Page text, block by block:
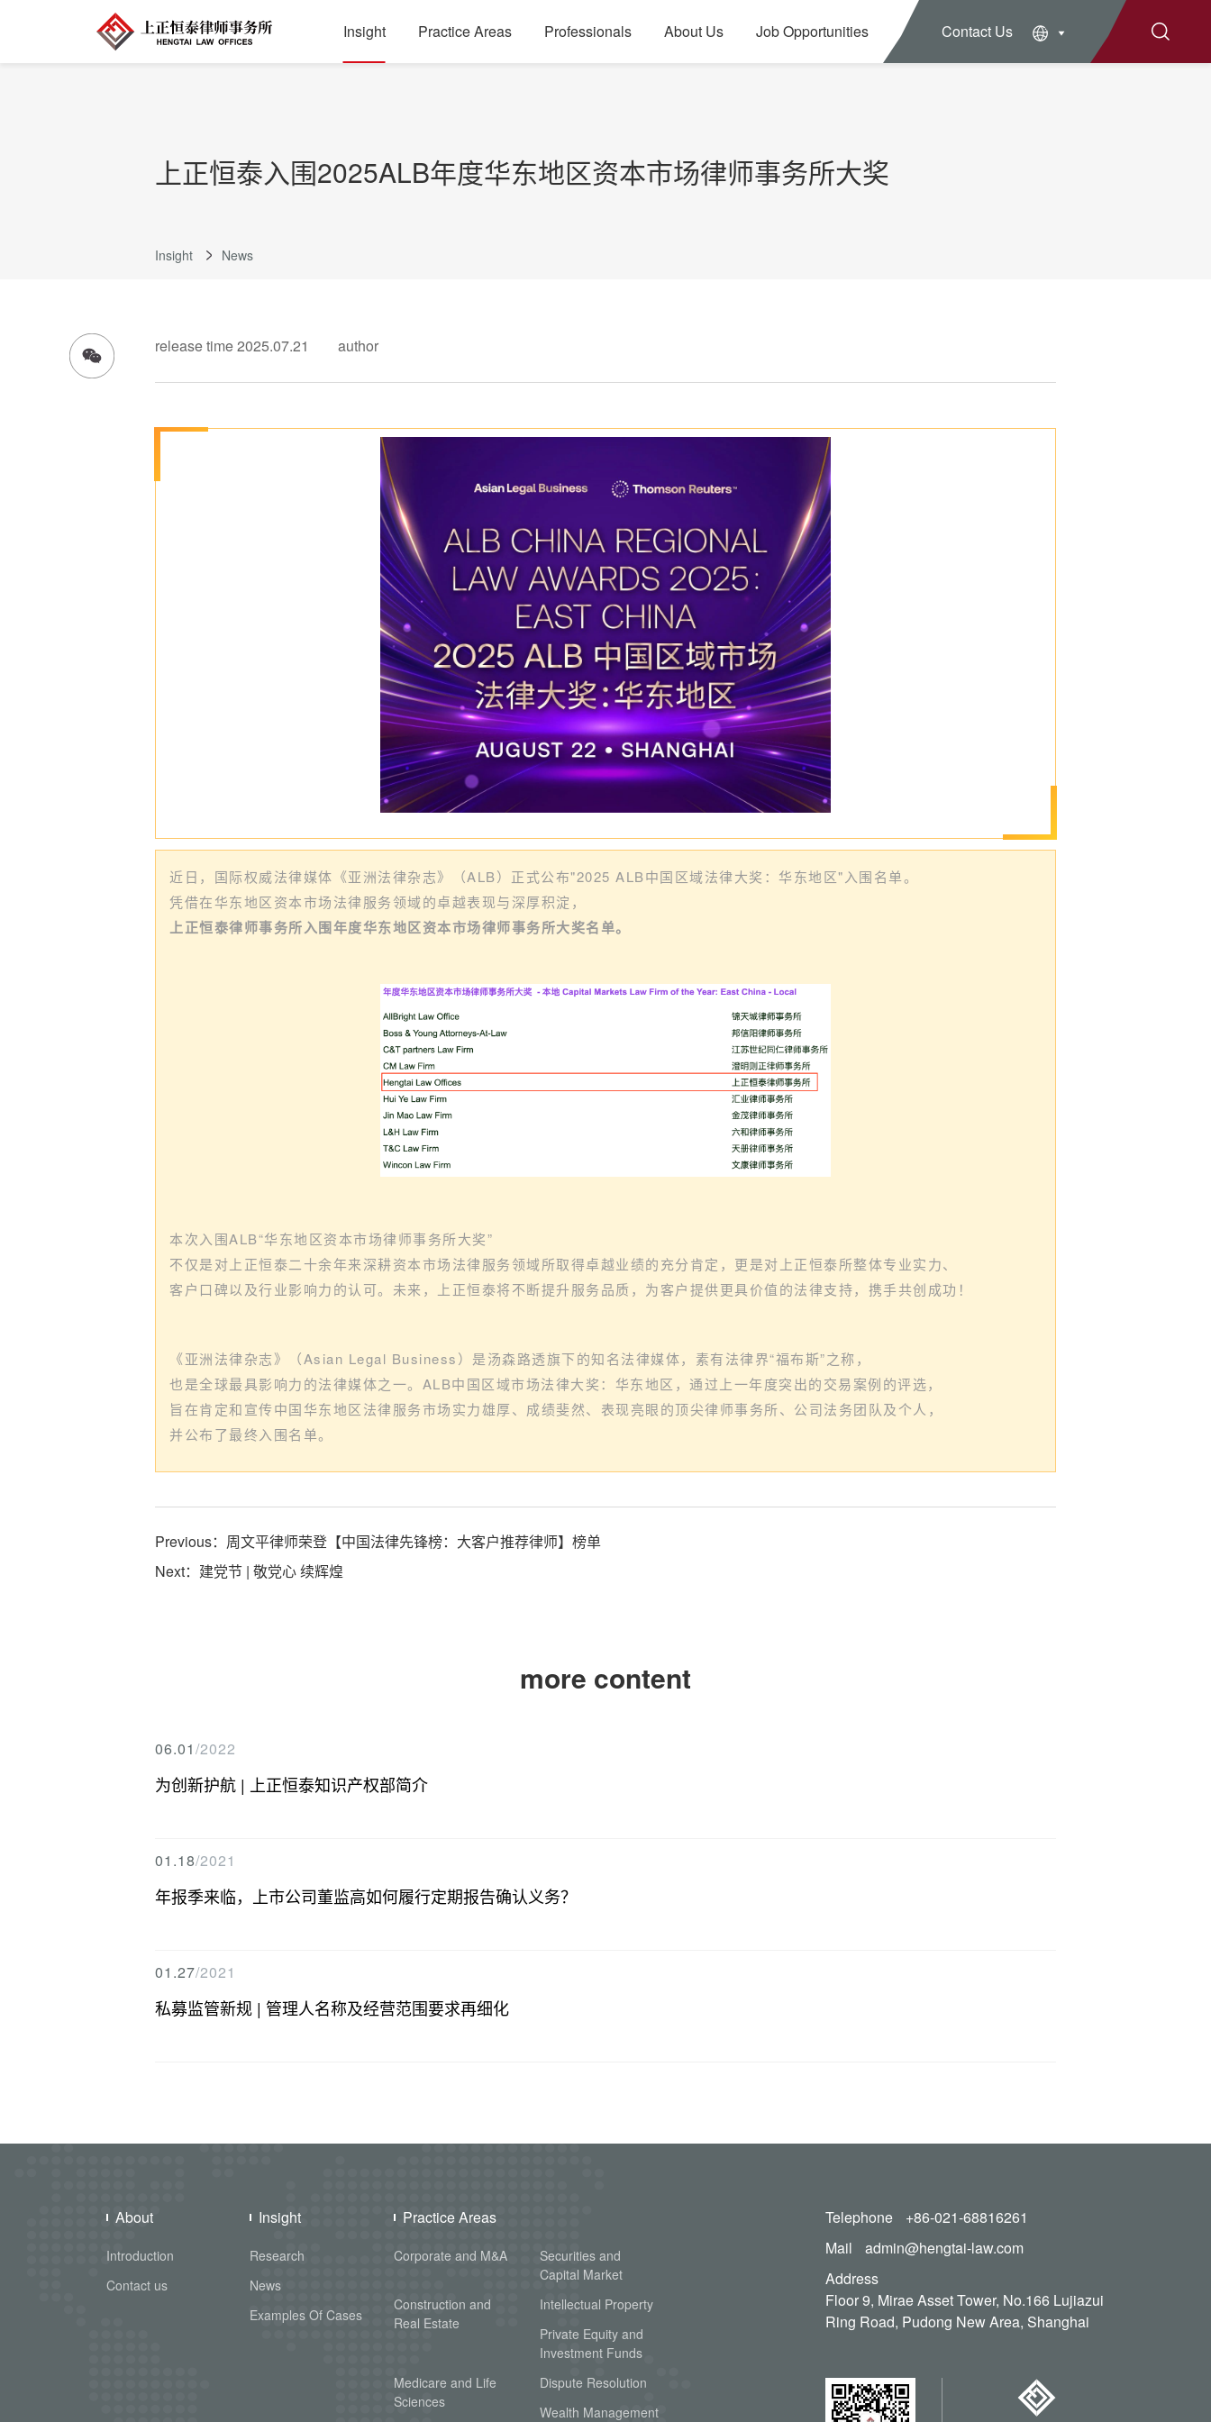
Insight Practice Areas Professionals About Us Job Opportunities Contact Us
上正恒泰入围2025ALB年度华东地区资本市场律师事务所大奖
Insight News
release time 2025.07.21 author
近日，国际权威法律媒体《亚洲法律杂志》（ALB）正式公布"2025 ALB中国区域法律大奖：华东地区"入围名单。
凭借在华东地区资本市场法律服务领域的卓越表现与深厚积淀，
上正恒泰律师事务所入围年度华东地区资本市场律师事务所大奖名单。
本次入围ALB“华东地区资本市场律师事务所大奖”
不仅是对上正恒泰二十余年来深耕资本市场法律服务领域所取得卓越业绩的充分肯定，更是对上正恒泰所整体专业实力、
客户口碑以及行业影响力的认可。未来，上正恒泰将不断提升服务品质，为客户提供更具价值的法律支持，携手共创成功！
《亚洲法律杂志》（Asian Legal Business）是汤森路透旗下的知名法律媒体，素有法律界“福布斯”之称，
也是全球最具影响力的法律媒体之一。ALB中国区域市场法律大奖：华东地区，通过上一年度突出的交易案例的评选，
旨在肯定和宣传中国华东地区法律服务市场实力雄厚、成绩斐然、表现亮眼的顶尖律师事务所、公司法务团队及个人，
并公布了最终入围名单。
Previous： 周文平律师荣登【中国法律先锋榜：大客户推荐律师】榜单
Next： 建党节 | 敬党心 续辉煌
more content
06.01/2022
为创新护航 | 上正恒泰知识产权部简介
01.18/2021
年报季来临，上市公司董监高如何履行定期报告确认义务？
01.27/2021
私募监管新规 | 管理人名称及经营范围要求再细化
About
Introduction
Contact us
Insight
Research
News
Examples Of Cases
Practice Areas
Corporate and M&A
Securities and
Capital Market
Construction and
Real Estate
Intellectual Property
Private Equity and
Investment Funds
Medicare and Life
Sciences
Dispute Resolution
Wealth Management
Telephone
+86-021-68816261
Mail
admin@hengtai-law.com
Address
Floor 9, Mirae Asset Tower, No.166 Lujiazui
Ring Road, Pudong New Area, Shanghai